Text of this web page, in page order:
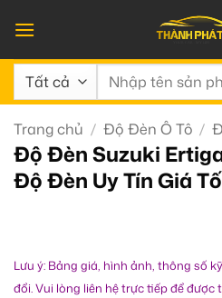
qua
nội
dung
Tìm
Trang chủ / Độ Đèn Ô Tô /
Độ Đèn Suzuki
Độ Đèn Uy Tín Giá
Lưu ý: Bảng giá, hình ảnh, thông số
đổi. Vui lòng liên hệ trực tiếp để